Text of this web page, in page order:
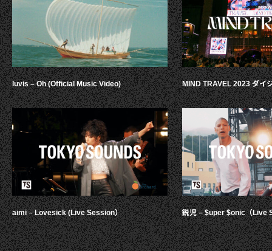
luvis – Oh (Official Music Video)
aimi – Lovesick (Live Session）
MIND TRAVEL 2023 ダイ
鋭児 – $uper $onic（Live